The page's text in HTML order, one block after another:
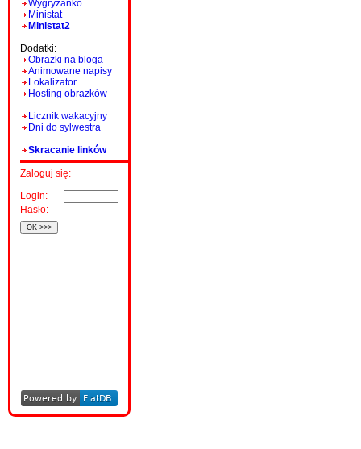
Wygryzanko
Ministat
Ministat2
Dodatki:
Obrazki na bloga
Animowane napisy
Lokalizator
Hosting obrazków
Licznik wakacyjny
Dni do sylwestra
Skracanie linków
Zaloguj się:
Login:
Hasło: